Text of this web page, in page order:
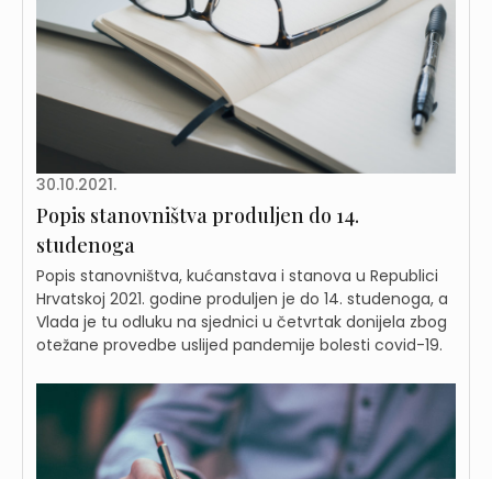
30.10.2021.
Popis stanovništva produljen do 14.
studenoga
Popis stanovništva, kućanstava i stanova u Republici
Hrvatskoj 2021. godine produljen je do 14. studenoga, a
Vlada je tu odluku na sjednici u četvrtak donijela zbog
otežane provedbe uslijed pandemije bolesti covid-19.